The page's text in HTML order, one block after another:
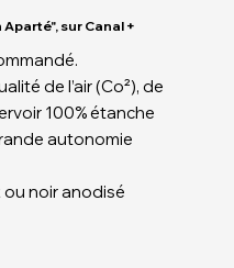
sur Canal +
de l’air (Co²), de
100% étanche
autonomie
ou noir anodisé